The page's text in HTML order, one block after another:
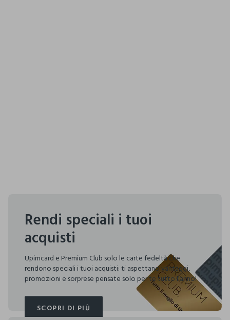
Rendi speciali i tuoi
acquisti
Upimcard e Premium Club solo le carte fedeltà che
rendono speciali i tuoi acquisti: ti aspettano vantaggi,
promozioni e sorprese pensate solo per te tutto l'anno!
SCOPRI DI PIÙ
SCOPRI DI PIÙ